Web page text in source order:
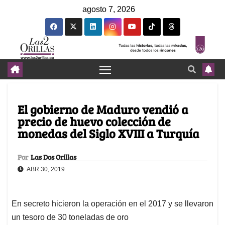
agosto 7, 2026
El gobierno de Maduro vendió a
precio de huevo colección de
monedas del Siglo XVIII a Turquía
Por Las Dos Orillas
ABR 30, 2019
En secreto hicieron la operación en el 2017 y se llevaron
un tesoro de 30 toneladas de oro